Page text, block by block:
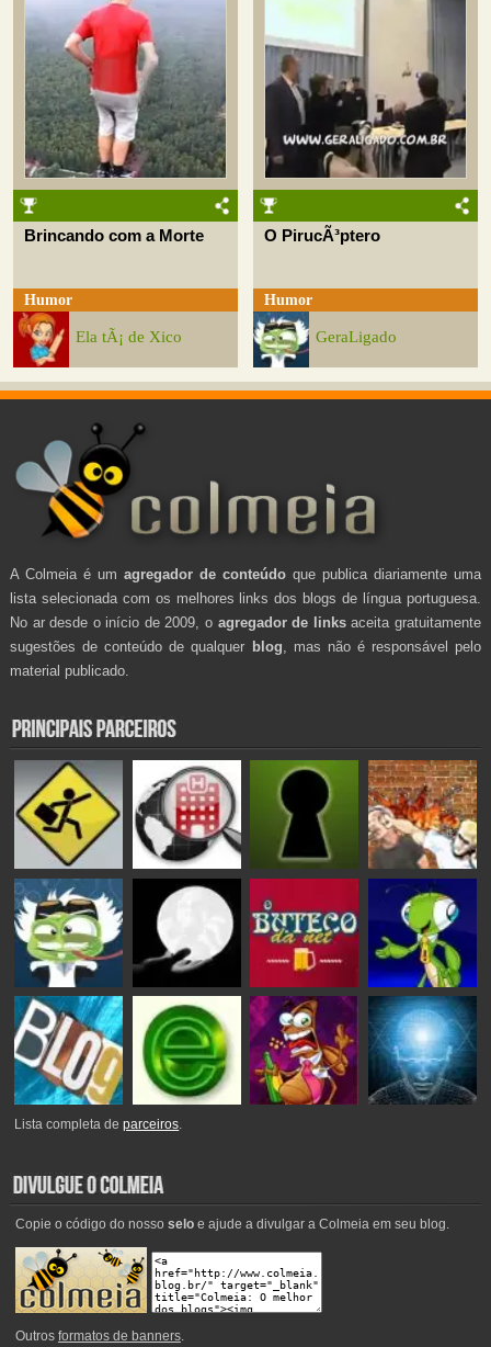
Brincando com a Morte
Humor
Ela tÃ¡ de Xico
O PirucÃ³ptero
Humor
GeraLigado
A Colmeia é um agregador de conteúdo que publica diariamente uma
lista selecionada com os melhores links dos blogs de língua portuguesa.
No ar desde o início de 2009, o agregador de linksaceita gratuitamente
sugestões de conteúdo de qualquer blog , mas não é responsável pelo
material publicado.
Lista completa deparceiros.
Copie o código do nosso seloe ajude a divulgar a Colmeia em seu blog.
Outros formatos de banners.